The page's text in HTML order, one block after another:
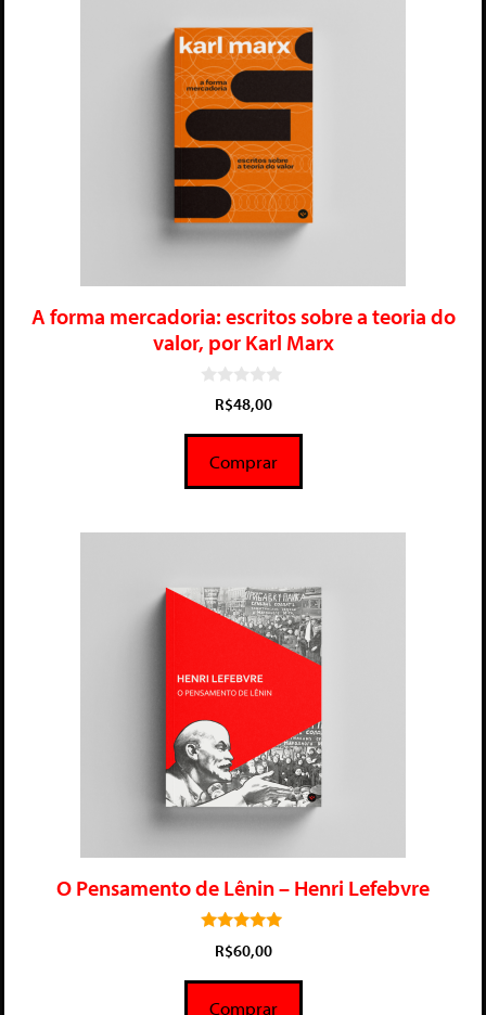
A forma mercadoria: escritos sobre a teoria do
valor, por Karl Marx
5
R$48,00
Comprar
O Pensamento de Lênin – Henri Lefebvre
5.00
de 5
R$60,00
Comprar